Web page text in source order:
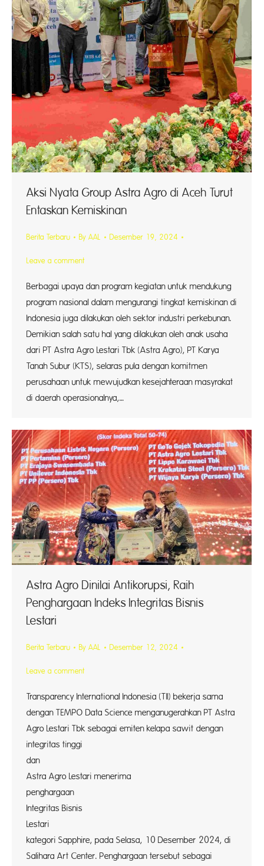
Aksi Nyata Group Astra Agro di Aceh Turut
Entaskan Kemiskinan
Berita Terbaru By AAL Desember 19, 2024
Leave a comment
Berbagai upaya dan program kegiatan untuk mendukung
program nasional dalam mengurangi tingkat kemiskinan di
Indonesia juga dilakukan oleh sektor industri perkebunan.
Demikian salah satu hal yang dilakukan oleh anak usaha
dari PT Astra Agro Lestari Tbk (Astra Agro), PT Karya
Tanah Subur (KTS), selaras pula dengan komitmen
perusahaan untuk mewujudkan kesejahteraan masyrakat
di daerah operasionalnya,…
Astra Agro Dinilai Antikorupsi, Raih
Penghargaan Indeks Integritas Bisnis
Lestari
Berita Terbaru By AAL Desember 12, 2024
Leave a comment
Transparency International Indonesia (TII) bekerja sama
dengan TEMPO Data Science menganugerahkan PT Astra
Agro Lestari Tbk sebagai emiten kelapa sawit dengan
integritas tinggi
dan
Astra Agro Lestari menerima
Integritas Bisnis
Lestari
kategori Sapphire, pada Selasa, 10 Desember 2024, di
Salihara Art Center. Penghargaan tersebut sebagai